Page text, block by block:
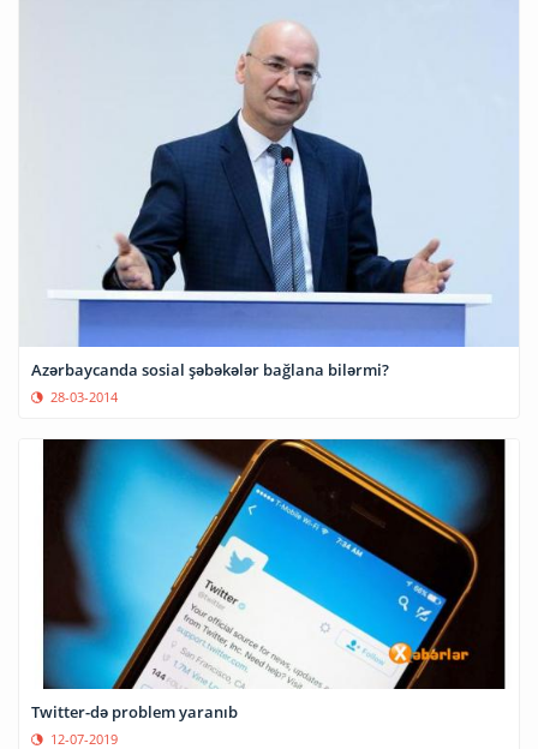
Azərbaycanda sosial şəbəkələr bağlana bilərmi?
28-03-2014
Twitter-də problem yaranıb
12-07-2019